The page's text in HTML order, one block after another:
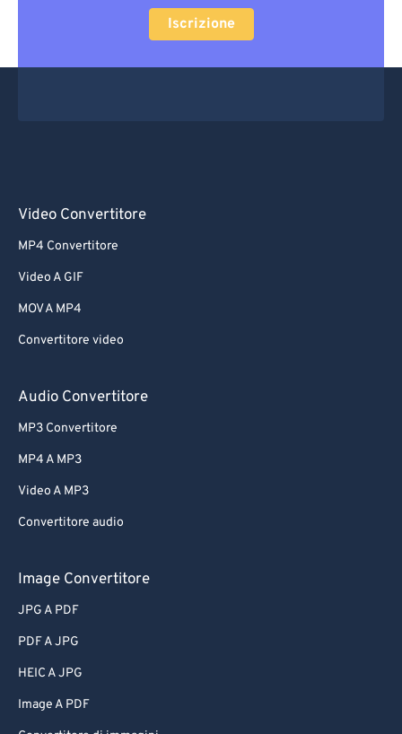
Iscrizione
Video Convertitore
MP4 Convertitore
Video A GIF
MOV A MP4
Convertitore video
Audio Convertitore
MP3 Convertitore
MP4 A MP3
Video A MP3
Convertitore audio
Image Convertitore
JPG A PDF
PDF A JPG
HEIC A JPG
Image A PDF